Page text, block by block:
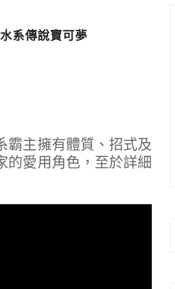
系傳說寶可夢
霸主擁有體質、招式及
的愛用角色，至於詳細